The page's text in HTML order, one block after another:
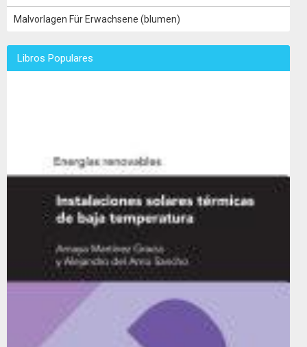
Malvorlagen Für Erwachsene (blumen)
Libros Populares